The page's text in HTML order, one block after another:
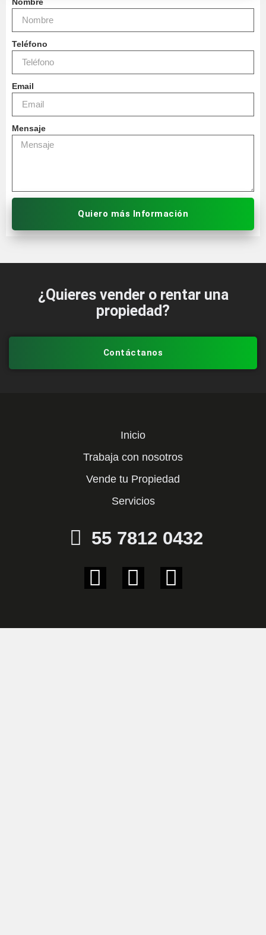
Teléfono
Email
Mensaje
Quiero más Información
¿Quieres vender o rentar una
propiedad?
Contáctanos
Inicio
Trabaja con nosotros
Vende tu Propiedad
Servicios
55 7812 0432